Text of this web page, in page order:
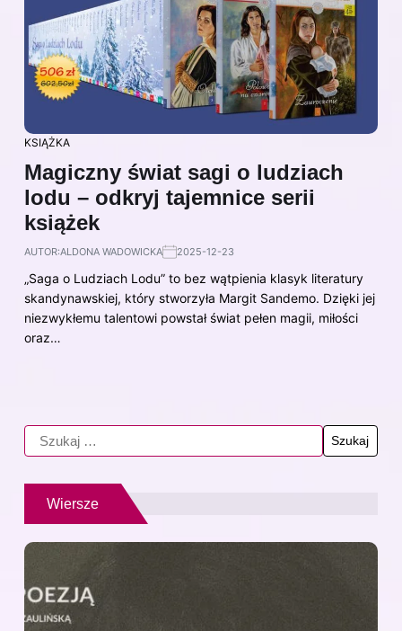
KSIĄŻKA
Magiczny świat sagi o ludziach
lodu – odkryj tajemnice serii
książek
AUTOR:ALDONA WADOWICKA 2025-12-23
„Saga o Ludziach Lodu” to bez wątpienia klasyk literatury
skandynawskiej, który stworzyła Margit Sandemo. Dzięki jej
niezwykłemu talentowi powstał świat pełen magii, miłości
oraz…
Wiersze